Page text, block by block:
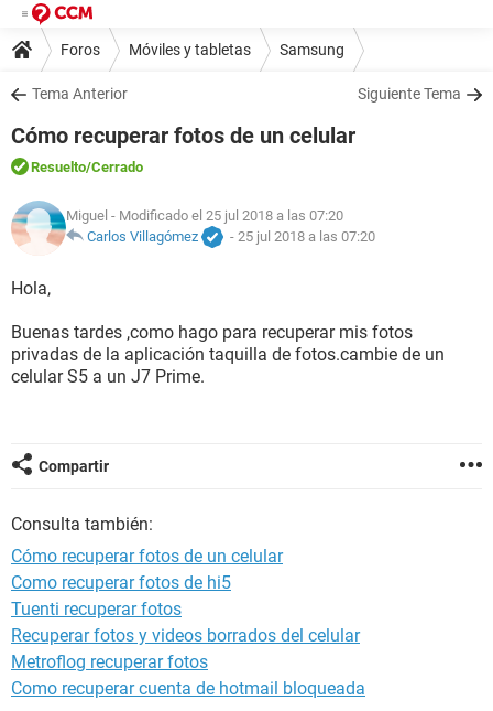
Foros Móviles y tabletas Samsung
Tema Anterior Siguiente Tema
Cómo recuperar fotos de un celular
Resuelto/Cerrado
Miguel - Modificado el 25 jul 2018 a las 07:20
Carlos Villagómez
- 25 jul 2018 a las 07:20
Hola,
Buenas tardes ,como hago para recuperar mis fotos
privadas de la aplicación taquilla de fotos.cambie de un
celular S5 a un J7 Prime.
Compartir
Consulta también:
Cómo recuperar fotos de un celular
Como recuperar fotos de hi5
Tuenti recuperar fotos
Recuperar fotos y videos borrados del celular
Metroflog recuperar fotos
Como recuperar cuenta de hotmail bloqueada